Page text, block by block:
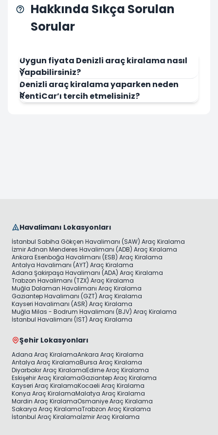
Hakkında Sıkça Sorulan
Sorular
Uygun fiyata Denizli araç kiralama nasıl
yapabilirsiniz?
Denizli araç kiralama yaparken neden
RentiCar’ı tercih etmelisiniz?
Havalimanı Lokasyonları
İstanbul Sabiha Gökçen Havalimanı (SAW) Araç Kiralama
İzmir Adnan Menderes Havalimanı (ADB) Araç Kiralama
Ankara Esenboğa Havalimanı (ESB) Araç Kiralama
Antalya Havalimanı (AYT) Araç Kiralama
Adana Şakirpaşa Havalimanı (ADA) Araç Kiralama
Trabzon Havalimanı (TZX) Araç Kiralama
Muğla Dalaman Havalimanı Araç Kiralama
Gaziantep Havalimanı (GZT) Araç Kiralama
Kayseri Havalimanı (ASR) Araç Kiralama
Muğla Milas - Bodrum Havalimanı (BJV) Araç Kiralama
İstanbul Havalimanı (IST) Araç Kiralama
Şehir Lokasyonları
Adana Araç KiralamaAnkara Araç Kiralama
Antalya Araç KiralamaBursa Araç Kiralama
Diyarbakır Araç KiralamaEdirne Araç Kiralama
Eskişehir Araç KiralamaGaziantep Araç Kiralama
Kayseri Araç KiralamaKocaeli Araç Kiralama
Konya Araç KiralamaMalatya Araç Kiralama
Mardin Araç KiralamaOsmaniye Araç Kiralama
Sakarya Araç KiralamaTrabzon Araç Kiralama
İstanbul Araç Kiralamaİzmir Araç Kiralama